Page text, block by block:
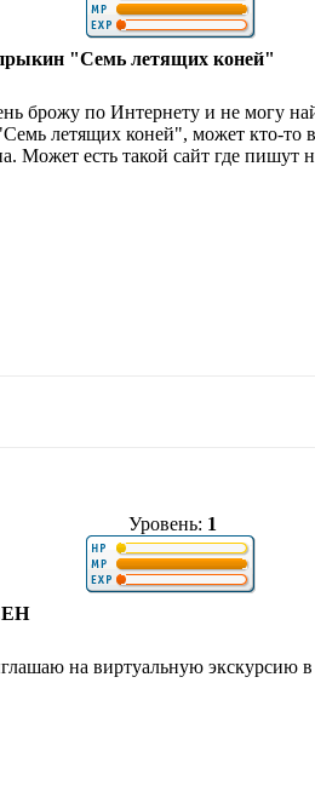
"Семь летящих коней"
брожу по Интернету и не могу
летящих коней", может кто-то
Может есть такой сайт где пишут
Уровень: 1
на виртуальную экскурсию в